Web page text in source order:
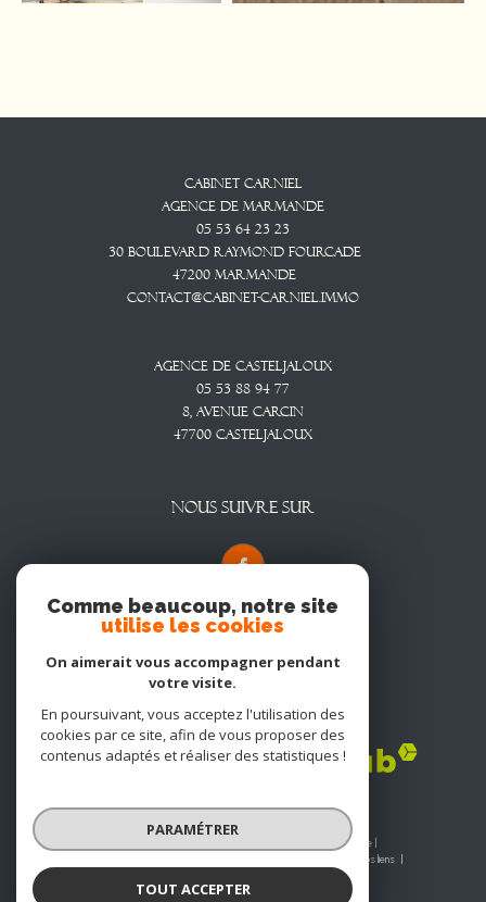
Cabinet CARNIEL
Agence De Marmande
05 53 64 23 23
30 Boulevard Raymond Fourcade
47200
Marmande
contact@cabinet-carniel.immo
Agence De Casteljaloux
05 53 88 94 77
8, Avenue CARCIN
47700
CASTELJALOUX
NOUS SUIVRE SUR
Adhérents
© 2026 | Tous droits réservés | Traduction powered by Google |
Nos liens
Comme beaucoup, notre site
utilise les cookies
On aimerait vous accompagner pendant
votre visite.
En poursuivant, vous acceptez l'utilisation des
cookies par ce site, afin de vous proposer des
contenus adaptés et réaliser des statistiques !
PARAMÉTRER
TOUT ACCEPTER